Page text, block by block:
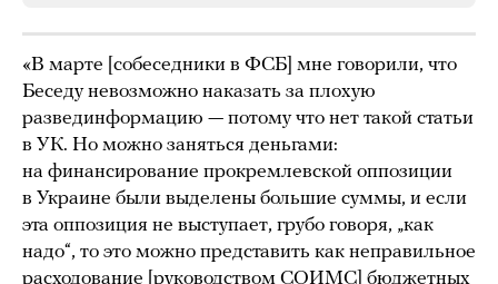
«В марте [собеседники в ФСБ] мне говорили, что
Беседу невозможно наказать за плохую
развединформацию — потому что нет такой статьи
в УК. Но можно заняться деньгами:
на финансирование прокремлевской оппозиции
в Украине были выделены большие суммы, и если
эта оппозиция не выступает, грубо говоря, „как
надо“, то это можно представить как неправильное
расходование [руководством СОИМС] бюджетных